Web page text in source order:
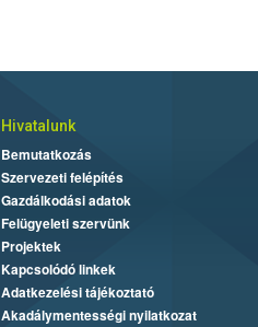
Hivatalunk
Bemutatkozás
Szervezeti felépítés
Gazdálkodási adatok
Felügyeleti szervünk
Projektek
Kapcsolódó linkek
Adatkezelési tájékoztató
Akadálymentességi nyilatkozat